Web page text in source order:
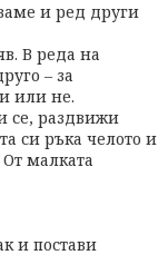
и ред други
В реда на
– за
или не.
се, раздвижи
си ръка челото и
малката
и постави